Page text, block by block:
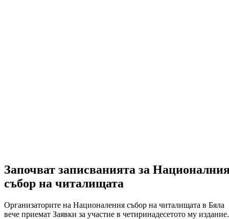
Започват записванията за
събор на читалищата
Организаторите на Националения събор на читалищата в Бяла
вече приемат Заявки за участие в четиринадесетото му издание.